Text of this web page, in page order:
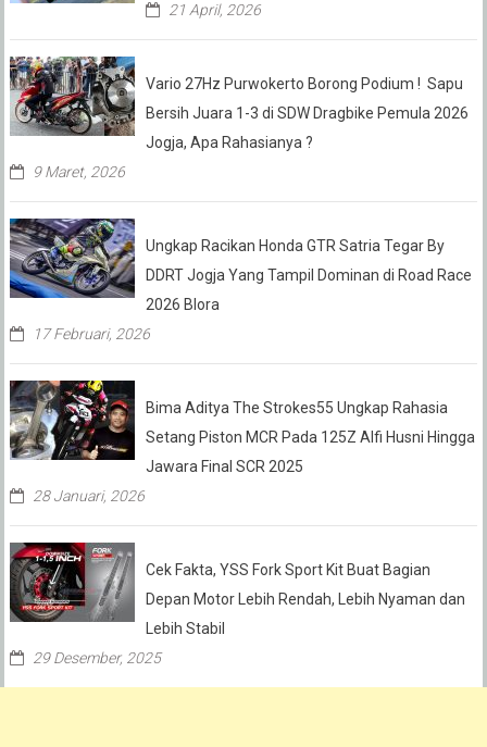
21 April, 2026
Vario 27Hz Purwokerto Borong Podium ! Sapu
Bersih Juara 1-3 di SDW Dragbike Pemula 2026
Jogja, Apa Rahasianya ?
9 Maret, 2026
Ungkap Racikan Honda GTR Satria Tegar By
DDRT Jogja Yang Tampil Dominan di Road Race
2026 Blora
17 Februari, 2026
Bima Aditya The Strokes55 Ungkap Rahasia
Setang Piston MCR Pada 125Z Alfi Husni Hingga
Jawara Final SCR 2025
28 Januari, 2026
Cek Fakta, YSS Fork Sport Kit Buat Bagian
Depan Motor Lebih Rendah, Lebih Nyaman dan
Lebih Stabil
29 Desember, 2025